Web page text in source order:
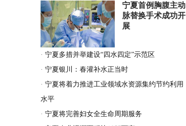
宁夏首例胸腹主动
脉替换手术成功开
展
· 宁夏多措并举建设“四水四定”示范区
· 宁夏银川：春灌补水正当时
· 宁夏将着力推进工业领域水资源集约节约利用
水平
· 宁夏将完善妇女全生命周期服务